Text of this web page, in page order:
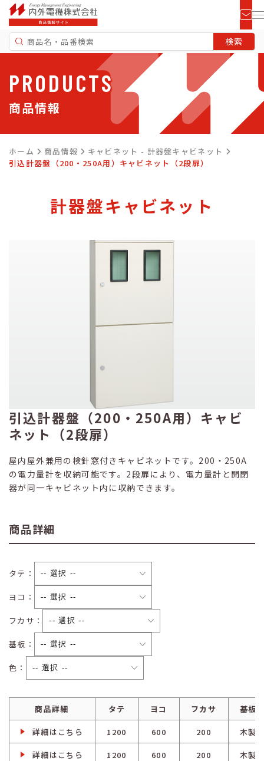
PRODUCTS
商品情報
ホーム 商品情報
キャビネット - 計器盤キャビネット
引込計器盤（200・250A用）キャビネット（2段扉）
計器盤キャビネット
引込計器盤（200・250A用）キャビ
ネット（2段扉）
屋内屋外兼用の検針窓付きキャビネットです。200・250A
の電力量計を収納可能です。2段扉により、電力量計と開閉
器が同一キャビネット内に収納できます。
商品詳細
タテ：
ヨコ：
フカサ：
基板：
色：
商品詳細 タテ ヨコ フカサ 基板
詳細はこちら 1200 600 200 木製
詳細はこちら 1200 600 200 木製